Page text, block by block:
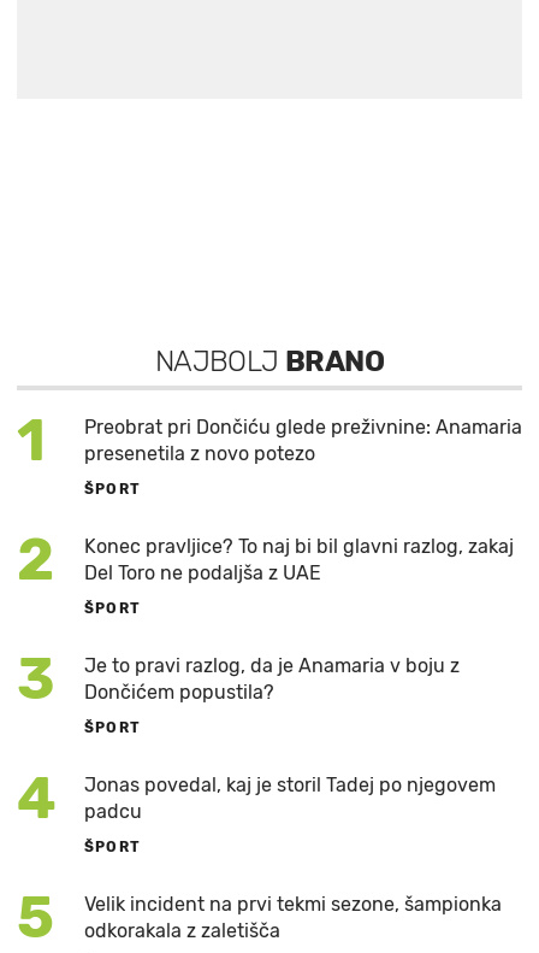
NAJBOLJ BRANO
1
Preobrat pri Dončiću glede preživnine: Anamaria
presenetila z novo potezo
ŠPORT
2
Konec pravljice? To naj bi bil glavni razlog, zakaj
Del Toro ne podaljša z UAE
ŠPORT
3
Je to pravi razlog, da je Anamaria v boju z
Dončićem popustila?
ŠPORT
4
Jonas povedal, kaj je storil Tadej po njegovem
padcu
ŠPORT
5
Velik incident na prvi tekmi sezone, šampionka
odkorakala z zaletišča